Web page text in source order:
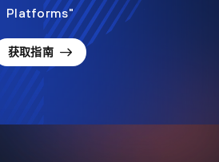
Platforms"
获取指南